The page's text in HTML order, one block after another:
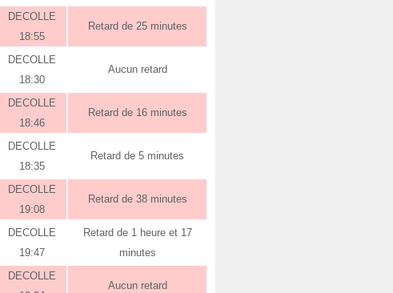
DECOLLE
18:55
Retard de 25 minutes
DECOLLE
18:30
Aucun retard
DECOLLE
18:46
Retard de 16 minutes
DECOLLE
18:35
Retard de 5 minutes
DECOLLE
19:08
Retard de 38 minutes
DECOLLE
19:47
Retard de 1 heure et 17
minutes
DECOLLE
Aucun retard